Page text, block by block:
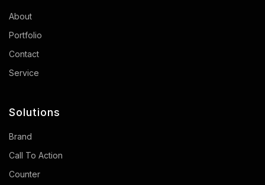
About
Portfolio
Contact
Service
Solutions
Brand
Call To Action
Counter